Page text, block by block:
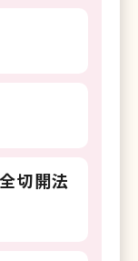
切開法